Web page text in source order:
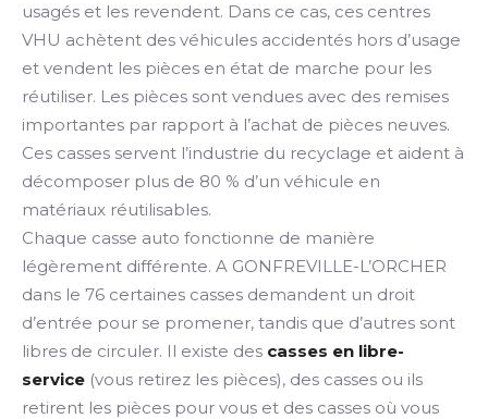
usagés et les revendent. Dans ce cas, ces centres
VHU achètent des véhicules accidentés hors d’usage
et vendent les pièces en état de marche pour les
réutiliser. Les pièces sont vendues avec des remises
importantes par rapport à l’achat de pièces neuves.
Ces casses servent l’industrie du recyclage et aident à
décomposer plus de 80 % d’un véhicule en
matériaux réutilisables.
Chaque casse auto fonctionne de manière
légèrement différente. A GONFREVILLE-L’ORCHER
dans le 76 certaines casses demandent un droit
d’entrée pour se promener, tandis que d’autres sont
libres de circuler. Il existe des casses en libre-
service (vous retirez les pièces), des casses ou ils
retirent les pièces pour vous et des casses où vous